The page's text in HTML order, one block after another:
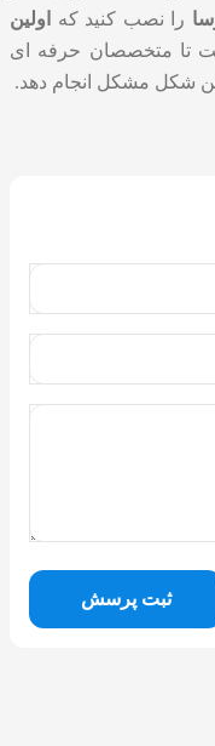
را نصب کنید که
اولین
تا متخصصان حرفه ای
شکل مشکل انجام دهد.
ثبت پرسش